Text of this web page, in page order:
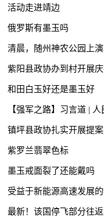
活动走进靖边
俄罗斯有墨玉吗
清晨，随州神农公园上演
紫阳县政协办到村开展
和田白玉好还是墨玉好
【强军之路】习言道 |
镇坪县政协扎实开展提
紫罗兰翡翠色标
墨玉戒面裂了还能戴吗
受益于新能源高速发展
最新！该国停飞部分往